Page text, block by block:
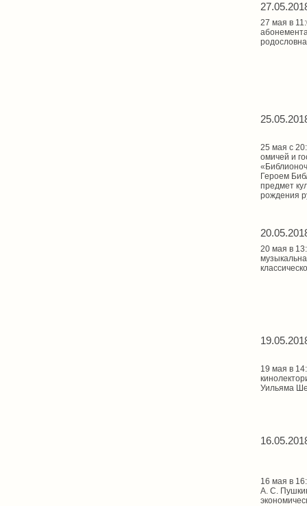
27 мая в
25 мая с
омичей и
Героем
предмет
рождения
20 мая в
19 мая в
Уильяма
16 мая в
А. С.